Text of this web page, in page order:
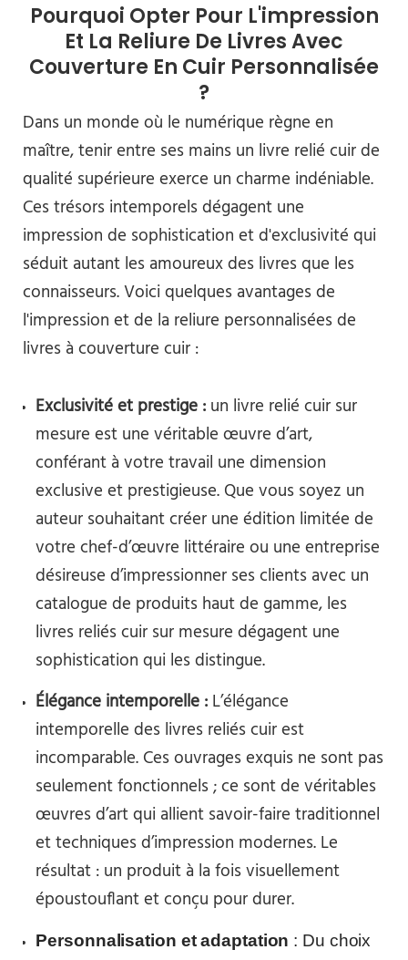
Pourquoi Opter Pour L'impression
Et La Reliure De Livres Avec
Couverture En Cuir Personnalisée
?
Dans un monde où le numérique règne en
maître, tenir entre ses mains un livre relié cuir de
qualité supérieure exerce un charme indéniable.
Ces trésors intemporels dégagent une
impression de sophistication et d'exclusivité qui
séduit autant les amoureux des livres que les
connaisseurs. Voici quelques avantages de
l'impression et de la reliure personnalisées de
livres à couverture cuir :
Exclusivité et prestige : un livre relié cuir sur
mesure est une véritable œuvre d’art,
conférant à votre travail une dimension
exclusive et prestigieuse. Que vous soyez un
auteur souhaitant créer une édition limitée de
votre chef-d’œuvre littéraire ou une entreprise
désireuse d’impressionner ses clients avec un
catalogue de produits haut de gamme, les
livres reliés cuir sur mesure dégagent une
sophistication qui les distingue.
Élégance intemporelle : L’élégance
intemporelle des livres reliés cuir est
incomparable. Ces ouvrages exquis ne sont pas
seulement fonctionnels ; ce sont de véritables
œuvres d’art qui allient savoir-faire traditionnel
et techniques d’impression modernes. Le
résultat : un produit à la fois visuellement
époustouflant et conçu pour durer.
Personnalisation et adaptation : Du choix